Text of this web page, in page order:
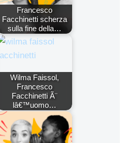
Francesco
Facchinetti scherza
sulla fine della…
Wilma Faissol,
Francesco
Facchinetti Ã¨
lâ€™uomo…